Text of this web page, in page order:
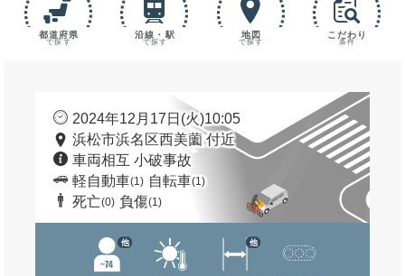
都道府県
で探す
沿線・駅
で探す
地図
で探す
こだわり
条件
2024年12月17日(火)10:05
浜松市浜名区西美薗 付近
車両相互 小破事故
軽自動車(1) 自転車(1)
死亡(0) 負傷(1)
他 他